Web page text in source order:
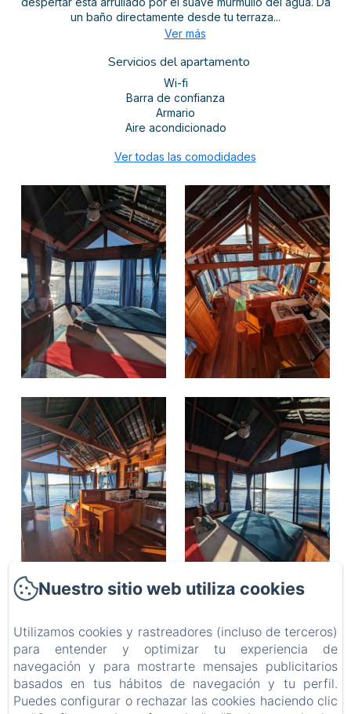
un baño directamente desde tu terraza...
Ver más
Servicios del apartamento
Wi-fi
Barra de confianza
Armario
Aire acondicionado
Ver todas las comodidades
BARRBRA BNB
Política de privacidad Información legal
Información sobre cookies
Calle 15a 39-1, Bocas del Toro, Provincia de Bocas del Toro, Bocas del Toro, Panamá
resabarrbra@gmail.com
507 69200688
Nuestro sitio web utiliza cookies
Utilizamos cookies y rastreadores (incluso de terceros)
para entender y optimizar tu experiencia de
navegación y para mostrarte mensajes publicitarios
basados en tus hábitos de navegación y tu perfil.
Puedes configurar o rechazar las cookies haciendo clic